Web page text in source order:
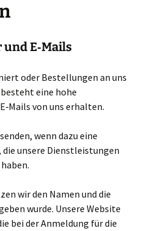
E‑Mails
oder Bestellungen an uns
eine hohe
von uns erhal­ten.
wenn dazu eine
unsere Dienstleistungen
wir den Namen und die
wurde. Unsere Website
bei der Anmeldung für die